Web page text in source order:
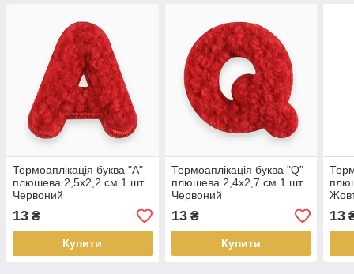
Термоаплікація буква "A"
плюшева 2,5х2,2 см 1 шт.
Червоний
13 ₴
Купити
Термоаплікація буква "Q"
плюшева 2,4х2,7 см 1 шт.
Червоний
13₴
Купити
13